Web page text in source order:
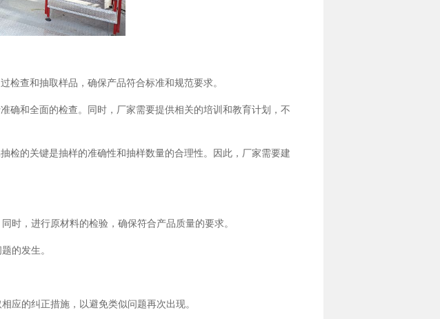
查和抽取样品，确保产品符合标准和规范要求。
确和全面的检查。同时，厂家需要提供相关的培训和教育计划，不
检的关键是抽样的准确性和抽样数量的合理性。因此，厂家需要建
，进行原材料的检验，确保符合产品质量的要求。
的发生。
应的纠正措施，以避免类似问题再次出现。